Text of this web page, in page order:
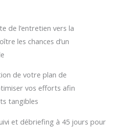
de l’entretien vers la
les chances d’un
de votre plan de
vos efforts afin
tangibles
et débriefing à 45 jours pour